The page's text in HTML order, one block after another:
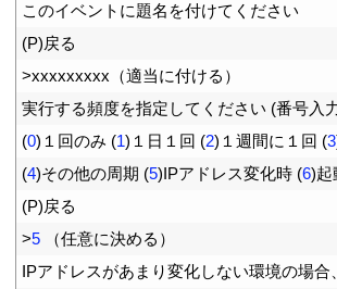
このイベントに題名を付けてください
(P)戻る
>xxxxxxxxx （適当に付ける）
実行する頻度を指定してください (番号入
(0) １回のみ (1) １日１回 (2) １週間に１回 (3
(4)その他の周期 (5)IPアドレス変化時 (6)起
(P)戻る
>5
（任意に決める）
IPアドレスがあまり変化しない環境の場